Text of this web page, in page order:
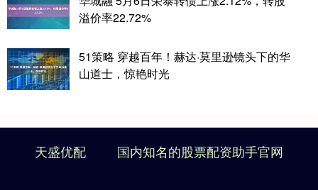
溢价率22.72%
51策略 穿越百年！赫达·莫里逊镜头下的华
山道士，惊艳时光
天盛优配 国内知名的股票配资助手官网